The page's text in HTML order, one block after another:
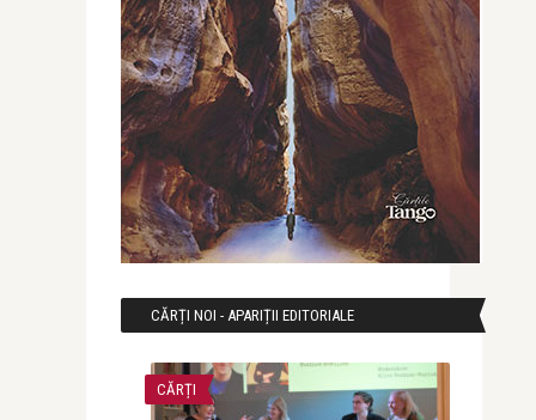
CĂRȚI NOI - APARIȚII EDITORIALE
CĂRȚI